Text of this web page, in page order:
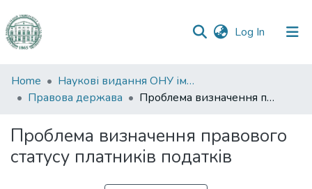
Log In (current)
Communities
&
All of DSpace
Home
Наукові видання ОНУ імені І. І. Мечникова
Правова держава
Проблема визначення правового статусу платників податків
Проблема визначення правового
статусу платників податків